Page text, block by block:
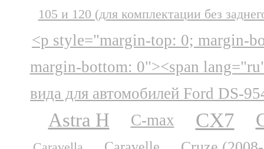
105 и 120 (для комплектации без
<p style="margin-top: 0; margin-
margin-bottom: 0"><span
вида для автомобилей Ford DS-
Astra H C-max CX7